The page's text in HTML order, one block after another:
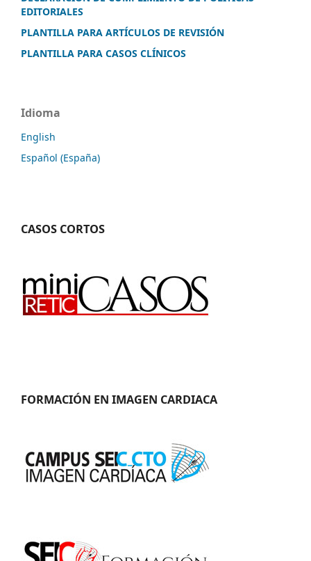
EDITORIALES
PLANTILLA PARA ARTÍCULOS DE REVISIÓN
PLANTILLA PARA CASOS CLÍNICOS
Idioma
English
Español (España)
CASOS CORTOS
FORMACIÓN EN IMAGEN CARDIACA